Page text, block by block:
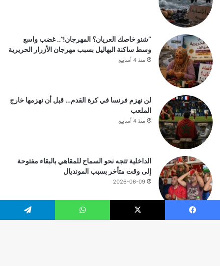
“شنو خاصك العريان؟ المهرجان!”.. غضب واسع
وسط ساكنة البهاليل بسبب مهرجان الأزرار الحريرية
منذ 4 أسابيع
لن نهزم فرنسا في كرة القدم… قبل أن نهزمها خارج
الملعب
منذ 4 أسابيع
الداخلية تتجه نحو السماح للمقاهي بالبقاء مفتوحة
إلى وقت متأخر بسبب المونديال
2026-06-09
فيسبوك ‫X واتساب تيلقرام